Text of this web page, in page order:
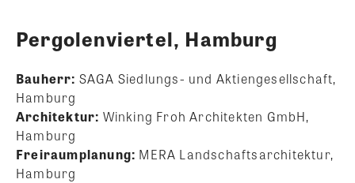
Pergolenviertel, Hamburg
Bauherr: SAGA Siedlungs- und Aktiengesellschaft,
Hamburg
Architektur: Winking Froh Architekten GmbH,
Hamburg
Freiraumplanung: MERA Landschaftsarchitektur,
Hamburg